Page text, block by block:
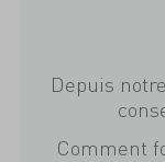
Depuis
Comment